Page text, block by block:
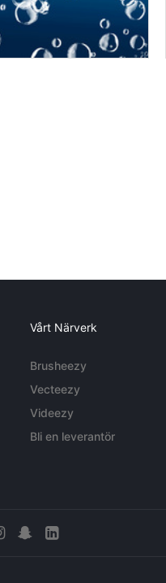
Vårt Närverk
Brusheezy
Vecteezy
Videezy
Bli en leverantör